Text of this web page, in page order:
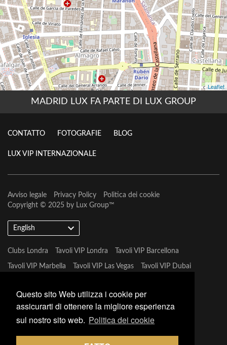
Questo sito Web utilizza i cookie per
assicurarti di ottenere la migliore esperienza
sul nostro sito web. Politica dei cookie
MADRID LUX FA PARTE DI LUX GROUP
CONTATTO FOTOGRAFIE BLOG
LUX VIP INTERNAZIONALE
Avviso legale Privacy Policy
Politica dei cookie
Copyright © 2025 by Lux Group™
English
Clubs Londra Tavoli VIP Londra Tavoli VIP Barcellona
Tavoli VIP Marbella Tavoli VIP Las Vegas Tavoli VIP Dubai